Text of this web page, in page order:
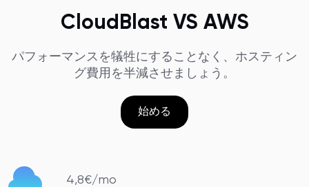
CloudBlast VS AWS
パフォーマンスを犠牲にすることなく、ホスティン
グ費用を半減させましょう。
始める
4,8€/mo